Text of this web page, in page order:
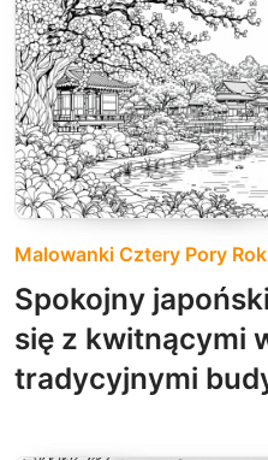
Malowanki Cztery Pory
Spokojny
się z kwitnącymi
tradycyjnymi